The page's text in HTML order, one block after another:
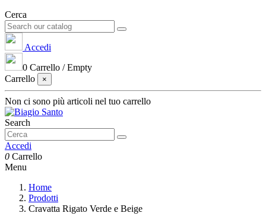
Cerca
Accedi
0 Carrello /Empty
Carrello
×
Non ci sono più articoli nel tuo carrello
Search
Accedi
0 Carrello
Menu
Home
Prodotti
Cravatta Rigato Verde e Beige